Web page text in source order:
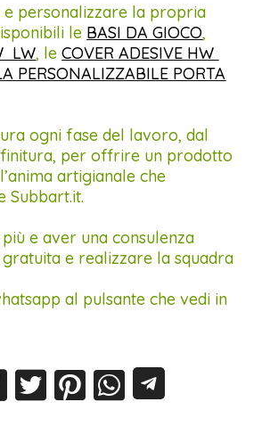
personalizzare la propria
le BASI DA GIOCO,
LW, leCOVER ADESIVE HW
PERSONALIZZABILE PORTA
ogni fase del lavoro, dal
per offrire un prodotto
artigianale che
Subbart.it.
e aver una consulenza
e realizzare la squadra
al pulsante che vedi in